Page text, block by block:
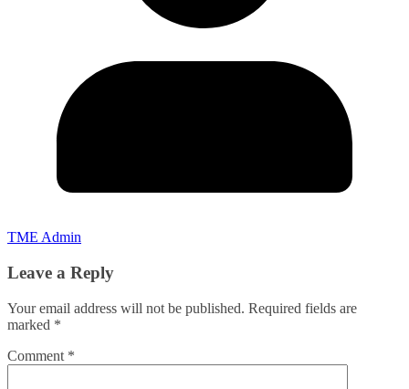
TME Admin
Leave a Reply
Your email address will not be published. Required fields are
marked *
Comment *